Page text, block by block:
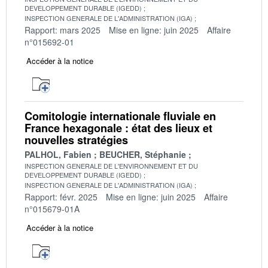
DEVELOPPEMENT DURABLE (IGEDD)
INSPECTION GENERALE DE L'ADMINISTRATION (IGA)
Rapport: mars 2025 Mise en ligne: juin 2025
Affaire
n°015692-01
Accéder à la notice
Comitologie internationale fluviale en
France hexagonale : état des lieux et
nouvelles stratégies
PALHOL, Fabien BEUCHER, Stéphanie
INSPECTION GENERALE DE L'ENVIRONNEMENT ET DU
DEVELOPPEMENT DURABLE (IGEDD)
INSPECTION GENERALE DE L'ADMINISTRATION (IGA)
Rapport: févr. 2025 Mise en ligne: juin 2025
Affaire
n°015679-01A
Accéder à la notice